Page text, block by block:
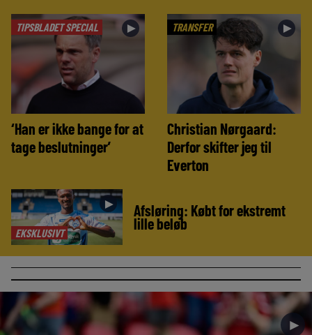
TIPSBLADET SPECIAL ►
‘Han er ikke bange for at
tage beslutninger’
TRANSFER ►
Christian Nørgaard:
Derfor skifter jeg til
Everton
EKSKLUSIVT
► Afsløring: Købt for ekstremt
lille beløb
►